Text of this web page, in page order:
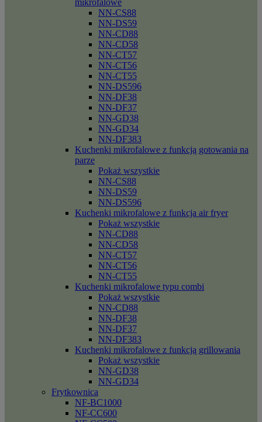
mikrofalowe
NN-CS88
NN-DS59
NN-CD88
NN-CD58
NN-CT57
NN-CT56
NN-CT55
NN-DS596
NN-DF38
NN-DF37
NN-GD38
NN-GD34
NN-DF383
Kuchenki mikrofalowe z funkcją gotowania na
parze
Pokaż wszystkie
NN-CS88
NN-DS59
NN-DS596
Kuchenki mikrofalowe z funkcja air fryer
Pokaż wszystkie
NN-CD88
NN-CD58
NN-CT57
NN-CT56
NN-CT55
Kuchenki mikrofalowe typu combi
Pokaż wszystkie
NN-CD88
NN-DF38
NN-DF37
NN-DF383
Kuchenki mikrofalowe z funkcją grillowania
Pokaż wszystkie
NN-GD38
NN-GD34
Frytkownica
NF-BC1000
NF-CC600